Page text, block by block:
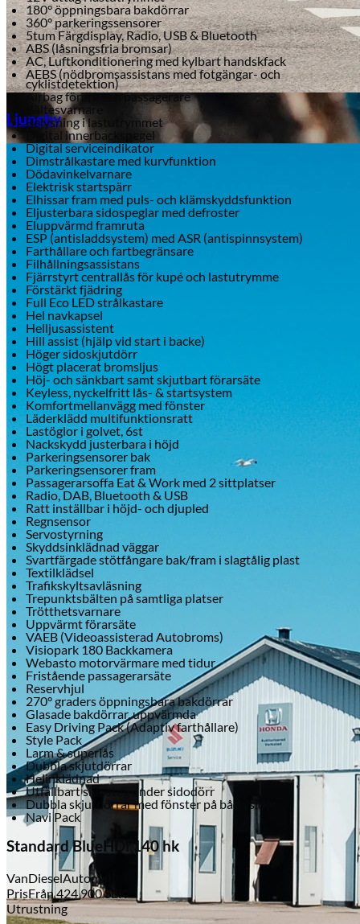
Honda
Ljungby
180° öppningsbara bakdörrar
360° parkeringssensorer
5tum Färgdisplay, Radio, USB & Bluetooth
ABS (låsningsfria bromsar)
AC, Luftkonditionering med kylbart handskfack
AEBS (nödbromsassistans med fotgängar- och
cyklistdetektion)
Airbag förare och passagerare
Bältesvarnare
Belysning i lastutrymmet
Digital innerbackspegel
Digital serviceindikator
Dimstrålkastare med kurvfunktion
Dödavinkelvarnare
Elektrisk startspärr
Elhissar fram med puls- och klämskyddsfunktion
Eljusterbara sidospeglar med defroster
Eluppvärmd framruta
ESP (antisladdsystem) med ASR (antispinnsystem)
Farthållare och fartbegränsare
Filhållningsassistans
Fjärrstyrt centrallås för kupé och lastutrymme
Förstärkt fjädring
Full Eco LED strålkastare
Hel navkapsel
Helljusassistent
Hill assist (hjälp vid start i backe)
Höger sidoskjutdörr
Högt placerat bromsljus
Höj- och sänkbart samt skjutbart förarsäte
Keyless, nyckelfritt lås- & startsystem
Komfortmellanvägg med fönster
Läderklädd multifunktionsratt
Lastöglor i golvet, 6st
Nackskydd justerbara i höjd
Parkeringsensorer bak
Parkeringsensorer fram
Passagerarsoffa Eat & Work med 2 sittplatser
Radio, DAB, Bluetooth & USB
Ratt inställbar i höjd- och djupled
Regnsensor
Servostyrning
Skyddsinklädnad väggar
Svartfärgade stötfångare bak/fram i slagtålig plast
Textilklädsel
Trafikskyltsavläsning
Trepunktsbälten på samtliga platser
Trötthetsvarnare
Uppvärmt förarsäte
VAEB (Videoassisterad Autobroms)
Visiopark 180 Backkamera
Webasto motorvärmare med tidur
Fristående passagerarsäte
Reservhjul
270° graders öppningsbara bakdörrar
Glasade bakdörrar, uppvärmda
Easy Driving Pack (Adaptiv farthållare)
Style Pack
Larm & superlås
Dubbla skjutdörrar
Helinklädnad
Utfällbart sidosteg under sidodörr
Dubbla skjutdörrar med fönster på båda sidor
Navi Pack
Standard BlueHDi 140 hk
VanDieselAutomat
PrisFrån424 900SEK
Utrustning